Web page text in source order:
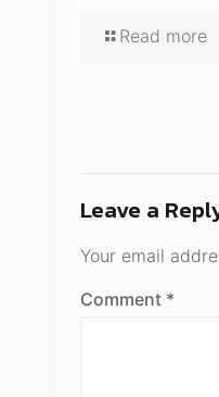
Read more
Leave a
Your email
Comment *